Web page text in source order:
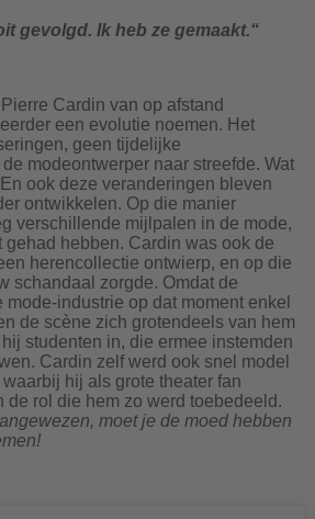
gevolgd. Ik heb ze gemaakt.“
Cardin van op afstand
een evolutie noemen. Het
geen tijdelijke
modeontwerper naar streefde. Wat
ook deze veranderingen bleven
ontwikkelen. Op die manier
verschillende mijlpalen in de mode,
gehad hebben. Cardin was ook de
herencollectie ontwierp, en op die
schandaal zorgde. Omdat de
mode-industrie op dat moment enkel
de scène zich grotendeels van hem
studenten in, die ermee instemden
Cardin zelf werd ook snel model
hij als grote theater fan
de rol die hem zo werd toebedeeld.
moet je de moed hebben